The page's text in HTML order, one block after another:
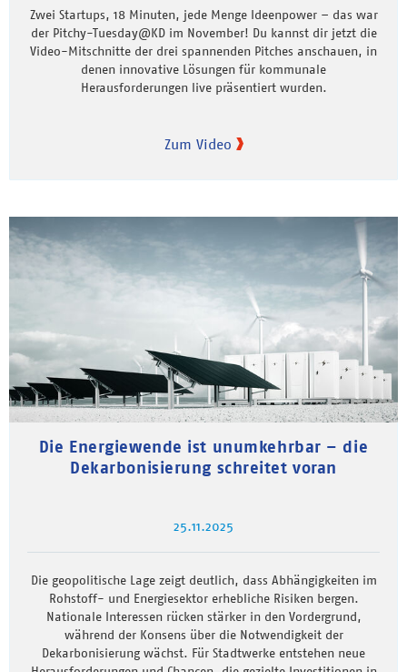
Zwei Startups, 18 Minuten, jede Menge Ideenpower – das war
der Pitchy-Tuesday@KD im November! Du kannst dir jetzt die
Video-Mitschnitte der drei spannenden Pitches anschauen, in
denen innovative Lösungen für kommunale
Herausforderungen live präsentiert wurden.
Zum Video
Die Energiewende ist unumkehrbar – die
Dekarbonisierung schreitet voran
25.11.2025
Die geopolitische Lage zeigt deutlich, dass Abhängigkeiten im
Rohstoff- und Energiesektor erhebliche Risiken bergen.
Nationale Interessen rücken stärker in den Vordergrund,
während der Konsens über die Notwendigkeit der
Dekarbonisierung wächst. Für Stadtwerke entstehen neue